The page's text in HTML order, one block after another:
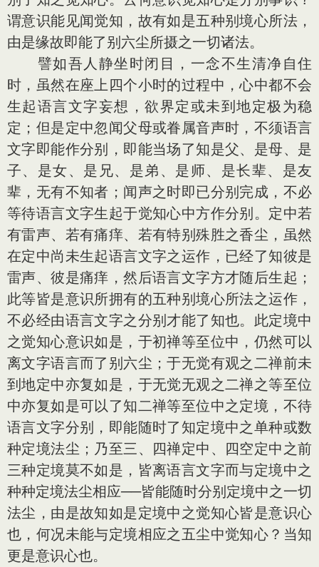
谓意识能见闻觉知，故有如是五种别境心所法，
由是缘故即能了别六尘所摄之一切诸法。
譬如吾人静坐时闭目，一念不生清净自住
时，虽然在座上四个小时的过程中，心中都不会
生起语言文字妄想，欲界定或未到地定极为稳
定；但是定中忽闻父母或眷属音声时，不须语言
文字即能作分别，即能当场了知是父、是母、是
子、是女、是兄、是弟、是师、是长辈、是友
辈，无有不知者；闻声之时即已分别完成，不必
等待语言文字生起于觉知心中方作分别。定中若
有雷声、若有痛痒、若有特别殊胜之香尘，虽然
在定中尚未生起语言文字之运作，已经了知彼是
雷声、彼是痛痒，然后语言文字方才随后生起；
此等皆是意识所拥有的五种别境心所法之运作，
不必经由语言文字之分别才能了知也。此定境中
之觉知心意识如是，于初禅等至位中，仍然可以
离文字语言而了别六尘；于无觉有观之二禅前未
到地定中亦复如是，于无觉无观之二禅之等至位
中亦复如是可以了知二禅等至位中之定境，不待
语言文字分别，即能随时了知定境中之单种或数
种定境法尘；乃至三、四禅定中、四空定中之前
三种定境莫不如是，皆离语言文字而与定境中之
种种定境法尘相应──皆能随时分别定境中之一切
法尘，由是故知如是定境中之觉知心皆是意识心
也，何况未能与定境相应之五尘中觉知心？当知
更是意识心也。